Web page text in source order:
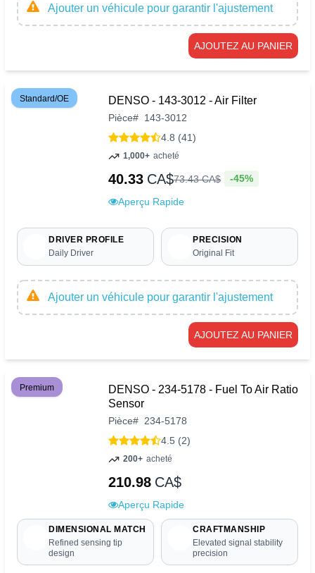
Ajouter un véhicule pour garantir l'ajustement
AJOUTEZ AU PANIER
Standard/OE DENSO - 143-3012 - Air Filter
Pièce# 143-3012
4.8 (41)
1,000+ acheté
40.33 CA$73.43CA$ -45%
Aperçu Rapide
DRIVER PROFILE
Daily Driver
PRECISION
Original Fit
Ajouter un véhicule pour garantir l'ajustement
AJOUTEZ AU PANIER
Premium
DENSO - 234-5178 - Fuel To Air Ratio
Sensor
Pièce# 234-5178
4.5 (2)
200+ acheté
210.98 CA$
Aperçu Rapide
DIMENSIONAL MATCH
Refined sensing tip
design
CRAFTMANSHIP
Elevated signal stability
precision